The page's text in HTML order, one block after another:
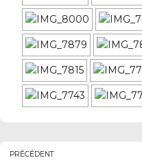
PRÉCÉDENT